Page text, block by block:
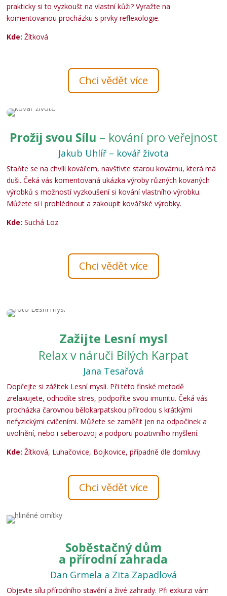
prakticky si to vyzkoušt na vlastní kůži? Vyražte na
komentovanou procházku s prvky reflexologie.
Kde:Žítková
Chci vědět více
Prožij svou Sílu – kování pro veřejnost
Jakub Uhlíř – kovář života
Staňte se na chvíli kovářem, navštivte starou kovárnu, která má
duši. Čeká vás komentovaná ukázka výroby různých kovaných
výrobků s možností vyzkoušení si kování vlastního výrobku.
Můžete si i prohlédnout a zakoupit kovářské výrobky.
Kde: Suchá Loz
Chci vědět více
Zažijte Lesní mysl
Relax v náruči Bílých Karpat
Jana Tesařová
Dopřejte si zážitek Lesní mysli. Při této finské metodě
zrelaxujete, odhodíte stres, podpoříte svou imunitu. Čeká vás
procházka čarovnou bělokarpatskou přírodou s krátkými
nefyzickými cvičeními. Můžete se zaměřit jen na odpočinek a
uvolnění, nebo i seberozvoj a podporu pozitivního myšlení.
Kde: Žítková, Luhačovice, Bojkovice, případně dle domluvy
Chci vědět více
Soběstačný dům
a přírodní zahrada
Dan Grmela a Zita Zapadlová
Objevte sílu přírodního stavění a živé zahrady. Při exkurzi vám